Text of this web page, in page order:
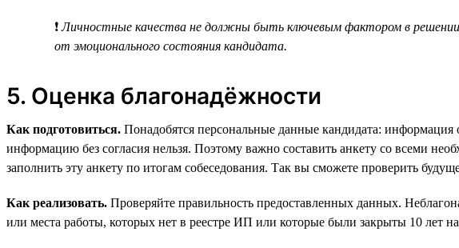
❗Личностные качества не должны быть ключевым фактором в
от эмоционального состояния кандидата.
5. Оценка благонадёжности
Как подготовиться. Понадобятся персональные данные кандидата:
информацию без согласия нельзя. Поэтому важно составить анкету со всеми
заполнить эту анкету по итогам собеседования. Так вы сможете проверить
Как реализовать. Проверяйте правильность предоставленных данных.
или места работы, которых нет в реестре ИП или которые были закрыты 10 лет